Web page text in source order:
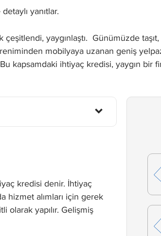
yanıtlar.
yaygınlaştı. Günümüzde
mobilyaya uzanan geniş
kapsamdaki ihtiyaç kredisi, yaygın bir
kredisi denir. İhtiyaç
hizmet alımları için gerek
olarak yapılır. Gelişmiş